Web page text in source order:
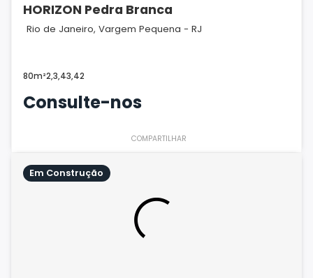
HORIZON Pedra Branca
Rio de Janeiro, Vargem Pequena - RJ
80m²2,3,43,42
Consulte-nos
COMPARTILHAR
Em Construção